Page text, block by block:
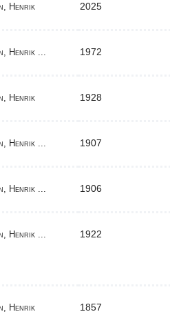
Henrik 2025
Henrik ... 1972
Henrik 1928
Henrik ... 1907
Henrik ... 1906
Henrik ... 1922
Henrik 1857